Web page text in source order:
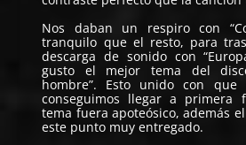
Nos daban un respiro con
tranquilo que el resto, para
descarga de sonido con
gusto el mejor tema del
hombre”. Esto unido con que
conseguimos llegar a primera
tema fuera apoteósico, además
este punto muy entregado.